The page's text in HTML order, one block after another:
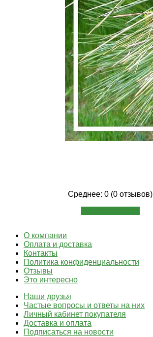
Среднее: 0 (0 отзывов)
О компании
Оплата и доставка
Контакты
Политика конфиденциальности
Отзывы
Это интересно
Наши друзья
Частые вопросы и ответы на них
Личный кабинет покупателя
Доставка и оплата
Подписаться на новости